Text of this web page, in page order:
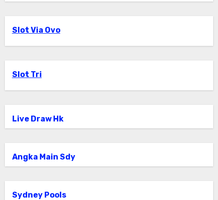
Slot Via Ovo
Slot Tri
Live Draw Hk
Angka Main Sdy
Sydney Pools